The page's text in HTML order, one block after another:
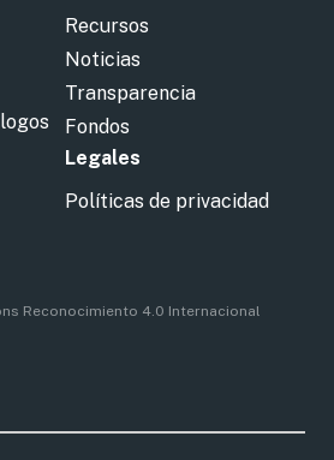
Recursos
Noticias
Transparencia
Fondos
Legales
Políticas de privacidad
Reconocimiento 4.0 Internacional